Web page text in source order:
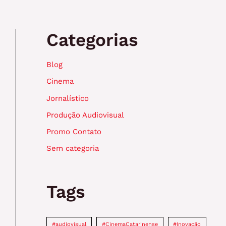
Categorias
Blog
Cinema
Jornalístico
Produção Audiovisual
Promo Contato
Sem categoria
Tags
#audiovisual #CinemaCatarinense #Inovação